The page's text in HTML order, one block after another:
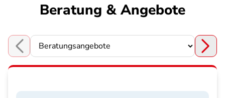
Beratung & Angebote
Choose a section